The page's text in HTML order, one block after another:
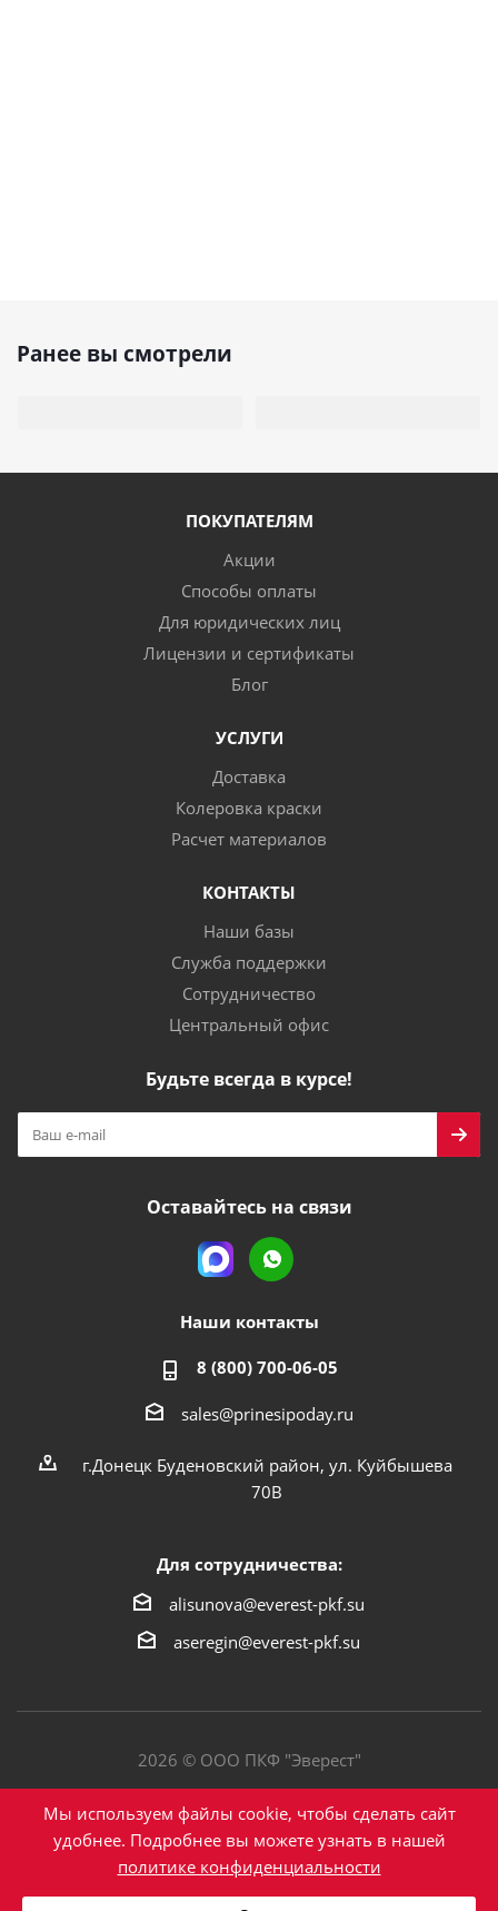
Ранее вы смотрели
ПОКУПАТЕЛЯМ
Акции
Способы оплаты
Для юридических лиц
Лицензии и сертификаты
Блог
УСЛУГИ
Доставка
Колеровка краски
Расчет материалов
КОНТАКТЫ
Наши базы
Служба поддержки
Сотрудничество
Центральный офис
Будьте всегда в курсе!
Оставайтесь на связи
Наши контакты
8 (800) 700-06-05
sales@prinesipoday.ru
г.Донецк Буденовский район, ул. Куйбышева
70В
Для сотрудничества:
alisunova@everest-pkf.su
aseregin@everest-pkf.su
2026 © ООО ПКФ "Эверест"
Политика конфиденциальности
Мы используем файлы cookie, чтобы сделать сайт
удобнее. Подробнее вы можете узнать в нашей
политике конфиденциальности